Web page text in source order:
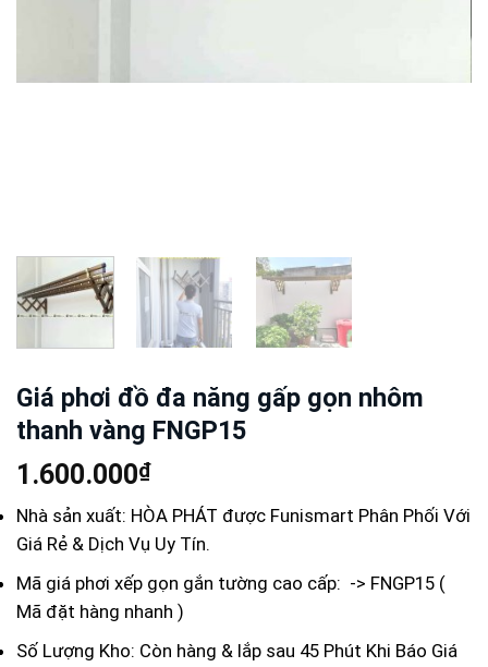
Giá phơi đồ đa năng gấp gọn nhôm
thanh vàng FNGP15
1.600.000₫
Nhà sản xuất: HÒA PHÁT được Funismart Phân Phối Với
Giá Rẻ & Dịch Vụ Uy Tín.
Mã giá phơi xếp gọn gắn tường cao cấp: -> FNGP15 (
Mã đặt hàng nhanh )
Số Lượng Kho: Còn hàng & lắp sau 45 Phút Khi Báo Giá